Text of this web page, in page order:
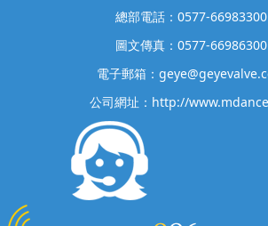
總部電話：0577-66983300
圖文傳真：0577-66986300
電子郵箱：
公司網址：http://